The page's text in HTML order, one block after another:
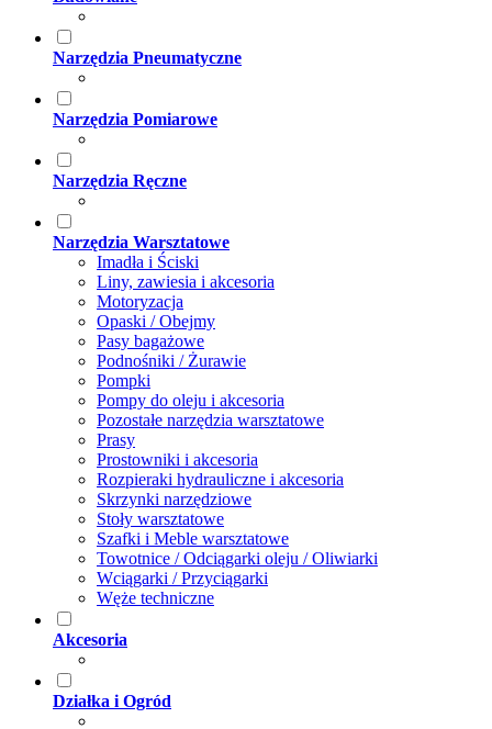
Narzędzia Pneumatyczne
Narzędzia Pomiarowe
Narzędzia Ręczne
Narzędzia Warsztatowe
Imadła i Ściski
Liny, zawiesia i akcesoria
Motoryzacja
Opaski / Obejmy
Pasy bagażowe
Podnośniki / Żurawie
Pompki
Pompy do oleju i akcesoria
Pozostałe narzędzia warsztatowe
Prasy
Prostowniki i akcesoria
Rozpieraki hydrauliczne i akcesoria
Skrzynki narzędziowe
Stoły warsztatowe
Szafki i Meble warsztatowe
Towotnice / Odciągarki oleju / Oliwiarki
Wciągarki / Przyciągarki
Węże techniczne
Akcesoria
Działka i Ogród